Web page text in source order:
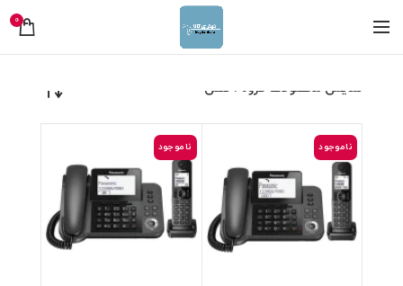
0
نمایش محصولات گروه : تلفن
ناموجود ناموجود